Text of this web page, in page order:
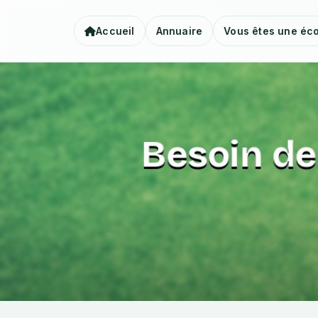
Accueil Annuaire Vous êtes une